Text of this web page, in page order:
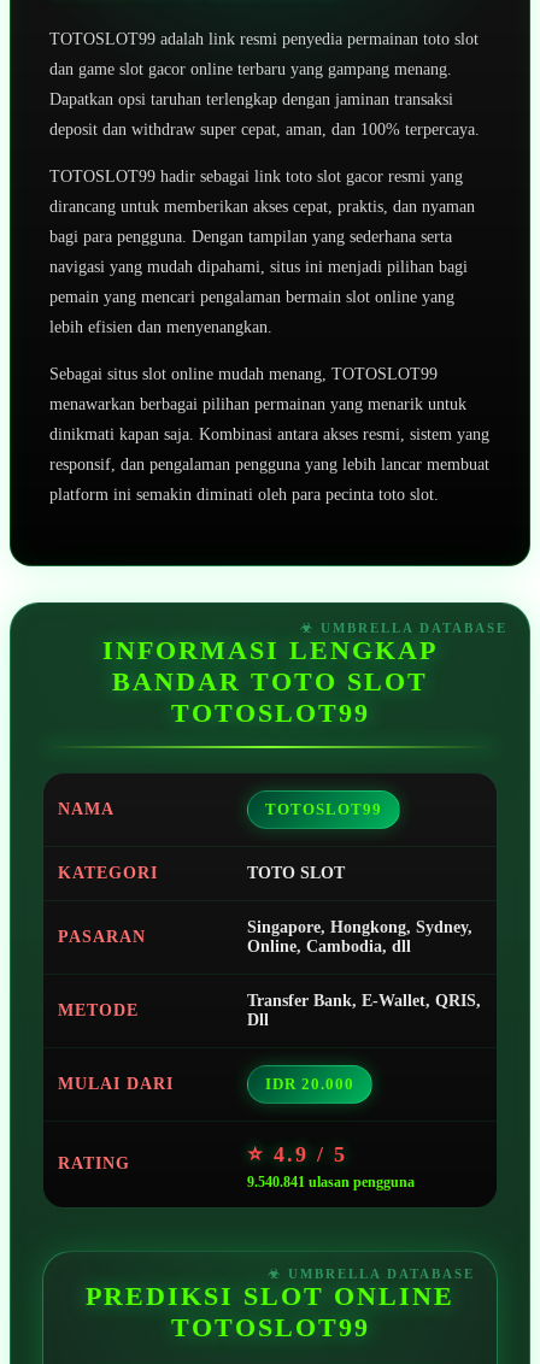
TOTOSLOT99 adalah link resmi penyedia permainan toto slot
dan game slot gacor online terbaru yang gampang menang.
Dapatkan opsi taruhan terlengkap dengan jaminan transaksi
deposit dan withdraw super cepat, aman, dan 100% terpercaya.
TOTOSLOT99 hadir sebagai link toto slot gacor resmi yang
dirancang untuk memberikan akses cepat, praktis, dan nyaman
bagi para pengguna. Dengan tampilan yang sederhana serta
navigasi yang mudah dipahami, situs ini menjadi pilihan bagi
pemain yang mencari pengalaman bermain slot online yang
lebih efisien dan menyenangkan.
Sebagai situs slot online mudah menang, TOTOSLOT99
menawarkan berbagai pilihan permainan yang menarik untuk
dinikmati kapan saja. Kombinasi antara akses resmi, sistem yang
responsif, dan pengalaman pengguna yang lebih lancar membuat
platform ini semakin diminati oleh para pecinta toto slot.
INFORMASI LENGKAP
BANDAR TOTO SLOT
TOTOSLOT99
NAMA TOTOSLOT99
KATEGORI TOTO SLOT
PASARAN
Singapore, Hongkong, Sydney,
Online, Cambodia, dll
METODE
Transfer Bank, E-Wallet, QRIS,
Dll
MULAI DARI IDR 20.000
RATING ⭐ 4.9 / 5
9.540.841 ulasan pengguna
PREDIKSI SLOT ONLINE
TOTOSLOT99